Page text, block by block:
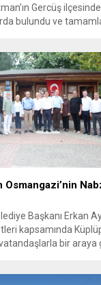
Gercüş ilçesinde
bulundu ve
çocuklarının
dinledi.
olarak doğrudan
orada
ise samimi bir...
Osmangazi’nin
Başkanı Erkan
kapsamında
bir araya